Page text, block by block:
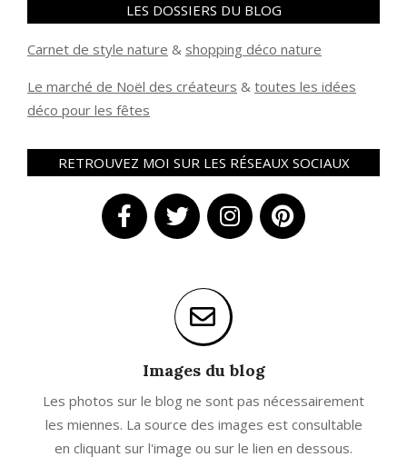
LES DOSSIERS DU BLOG
Carnet de style nature & shopping déco nature
Le marché de Noël des créateurs & toutes les idées
déco pour les fêtes
RETROUVEZ MOI SUR LES RÉSEAUX SOCIAUX
Images du blog
Les photos sur le blog ne sont pas nécessairement
les miennes. La source des images est consultable
en cliquant sur l'image ou sur le lien en dessous.